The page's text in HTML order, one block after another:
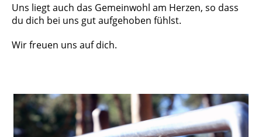
Uns liegt auch das Gemeinwohl am Herzen, so dass
du dich bei uns gut aufgehoben fühlst.
Wir freuen uns auf dich.